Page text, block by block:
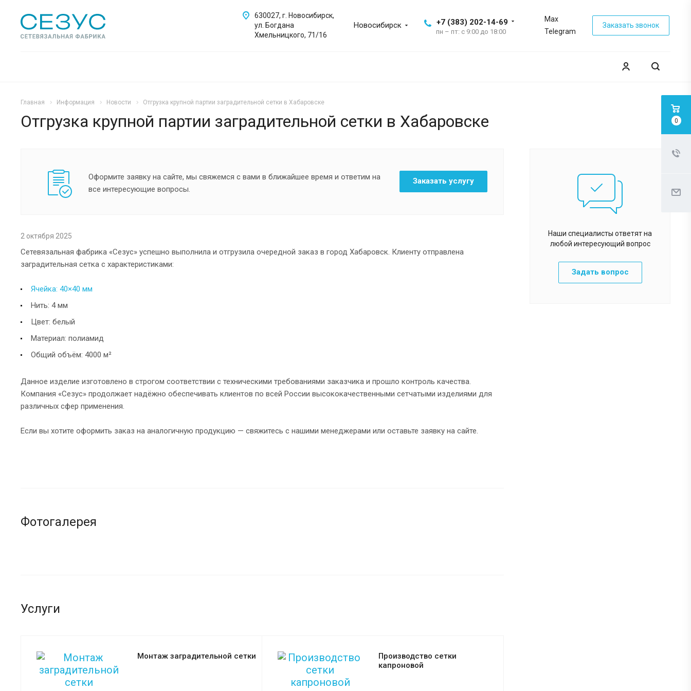
Новосибирск +7 (383) 202-14-69
пн – пт: с 9:00 до 18:00
Max
Telegram
Заказать звонок
630027, г. Новосибирск,
ул. Богдана
Хмельницкого, 71/16
Главная Информация Новости Отгрузка крупной партии заградительной сетки в Хабаровске
Отгрузка крупной партии заградительной сетки в Хабаровске
Оформите заявку на сайте, мы свяжемся с вами в ближайшее время и ответим на
все интересующие вопросы.
Заказать услугу
2 октября 2025
Сетевязальная фабрика «Сезус» успешно выполнила и отгрузила очередной заказ в город Хабаровск. Клиенту отправлена
заградительная сетка с характеристиками:
Ячейка: 40×40 мм
Нить: 4 мм
Цвет: белый
Материал: полиамид
Общий объём: 4000 м²
Данное изделие изготовлено в строгом соответствии с техническими требованиями заказчика и прошло контроль качества.
Компания «Сезус» продолжает надёжно обеспечивать клиентов по всей России высококачественными сетчатыми изделиями для
различных сфер применения.
Если вы хотите оформить заказ на аналогичную продукцию — свяжитесь с нашими менеджерами или оставьте заявку на сайте.
Фотогалерея
Услуги
Монтаж заградительной сетки
Производство сетки
капроновой
Наши специалисты ответят на
любой интересующий вопрос
Задать вопрос
0